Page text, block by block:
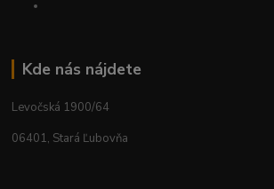
Kde nás nájdete
Levočská 1900/64
06401, Stará Ľubovňa